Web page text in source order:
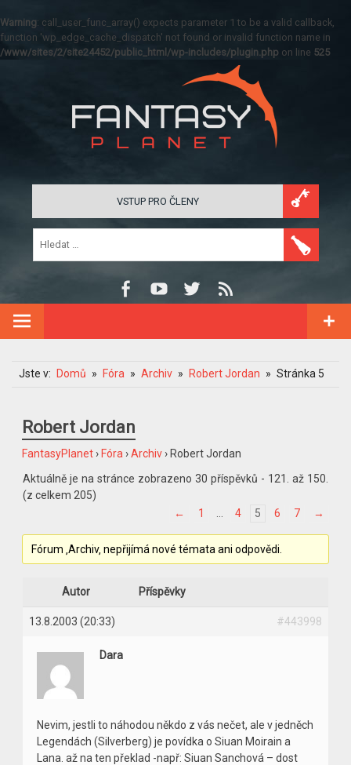
Warning: call_user_func_array() expects parameter 1 to be a valid callback,
function 'wp_edge_cache_dispatch' not found or invalid function name in
/www/sites/2/site24452/public_html/wp-includes/plugin.php on line 525
VSTUP PRO ČLENY
Jste v: Domů Fóra Archiv Robert Jordan Stránka 5
Robert Jordan
FantasyPlanet › Fóra ›Archiv › Robert Jordan
Aktuálně je na stránce zobrazeno 30 příspěvků - 121. až 150.
(z celkem 205)
←
1 4 5 6 7 →
Fórum ‚Archiv‚ nepřijímá nové témata ani odpovědi.
Autor Příspěvky
13.8.2003 (20:33) #443998
Dara
Nevim, jestli to náhodou někdo z vás nečet, ale v jedněch
Legendách (Silverberg) je povídka o Siuan Moirain a
Lana. až na ten překlad -např: Siuan Sanchová – dost